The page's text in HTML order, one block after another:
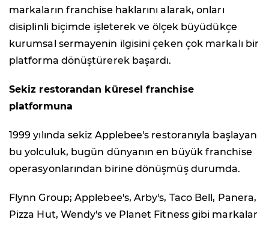
markaların franchise haklarını alarak, onları
disiplinli biçimde işleterek ve ölçek büyüdükçe
kurumsal sermayenin ilgisini çeken çok markalı bir
platforma dönüştürerek başardı.
Sekiz restorandan küresel franchise
platformuna
1999 yılında sekiz Applebee's restoranıyla başlayan
bu yolculuk, bugün dünyanın en büyük franchise
operasyonlarından birine dönüşmüş durumda.
Flynn Group; Applebee's, Arby's, Taco Bell, Panera,
Pizza Hut, Wendy's ve Planet Fitness gibi markalar